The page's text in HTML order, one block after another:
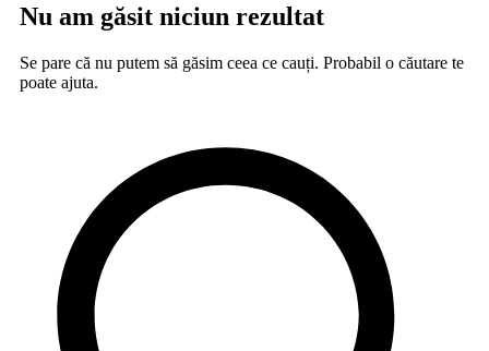
Nu am găsit niciun rezultat
Se pare că nu putem să găsim ceea ce cauți. Probabil o căutare te
poate ajuta.